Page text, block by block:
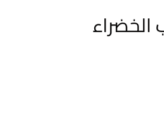
الخضراء